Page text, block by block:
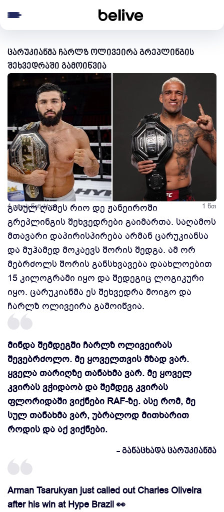
ცარუკიანმა ჩარლზ ოლივეირა გრეპლინგის
შეხვედრაში გამოიწვია
4 თვის წინ სხვა 1 წთ
გასულ ღამეს რიო დე ჟანეიროში
გრეპლინგის შეხვედრები გაიმართა. საღამოს
მთავარი დაპირისპირება არმან ცარუკიანსა
და მუჰამედ მოკაევს შორის შედგა. ამ ორ
მებრძოლს შორის განსხვავება დაახლოებით
15 კილოგრამი იყო და შედეგიც ლოგიკური
იყო. ცარუკიანმა ეს შეხვედრა მოიგო და
ჩარლზ ოლივეირა გამოიწვია.
მინდა შემდეგში ჩარლზ ოლივეირას
შევებრძოლო. მე ყოველთვის მზად ვარ.
ყველა თარიღზე თანახმა ვარ. მე ყოველ
კვირას ვჭიდაობ და შემდეგ კვირას
ფლორიდაში ვიქნები RAF-ზე. ასე რომ, მე
სულ თანახმა ვარ, უბრალოდ მითხარით
როდის და აქ ვიქნები.
- განაცხადა ცარუკიანმა
Arman Tsarukyan just called out Charles Oliveira
after his win at Hype Brazil 👀